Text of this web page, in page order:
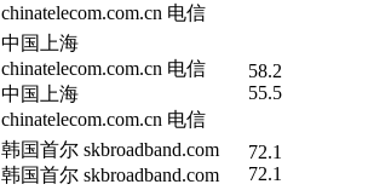
chinatelecom.com.cn 电信
中国上海
chinatelecom.com.cn 电信
中国上海
chinatelecom.com.cn 电信
58.2
55.5
韩国首尔 skbroadband.com
韩国首尔 skbroadband.com
72.1
72.1